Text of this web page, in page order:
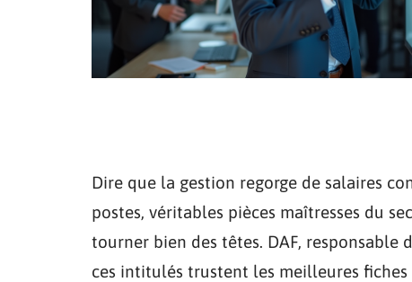
Dire que la gestion regorge de salaires
postes, véritables pièces maîtresses du
tourner bien des têtes. DAF,
ces intitulés trustent les meilleures fiches